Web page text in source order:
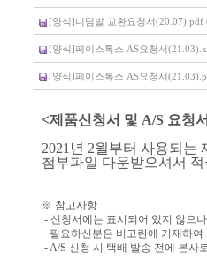
[양식]디딤발 교환요청서(20.07).pdf
[양식]페이스톡스 AS요청서
[양식]페이스톡스 AS요청서
<제품신청서 및 A/S 요청
2021년 2월부터 사용되
첨부파일 다운받으셔서
※ 참고사항
- 신청서에는 표시되어 있지 않으
필요하신분은 비고란에 기재하
- A/S 신청 시 택배 발송 전에 본사